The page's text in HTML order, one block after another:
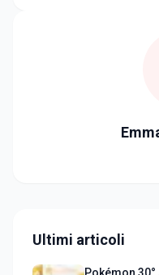
Ultimi articoli